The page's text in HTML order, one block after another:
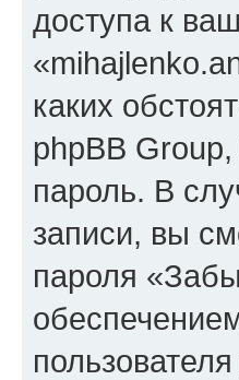
доступа к
каких
phpBB
пароль. В
записи, вы
пароля